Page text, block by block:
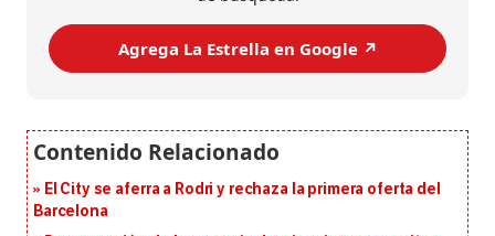
Agrega La Estrella en Google ↗️
El City se aferra a Rodri y rechaza la primera oferta del
Barcelona